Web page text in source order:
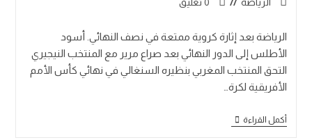
الرياضة 0 تعليق
الرياضة بعد إثارة كروية ممتعة في نصف النهائي. أسود
الأطلس إلى الدور النهائي بعد صراع مرير مع المنتخب النيجيري
التحق المنتخب المغربي بنظيره السنغالي في نهائي كأس الأمم
الأفريقية لكرة…
أكمل القراءة